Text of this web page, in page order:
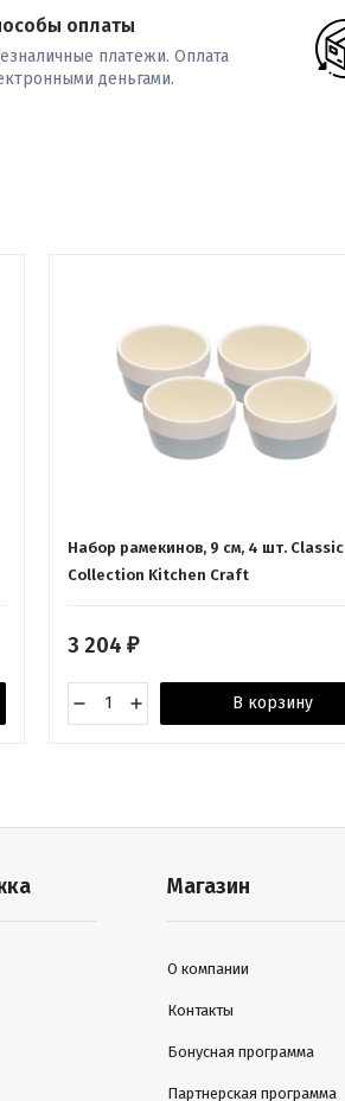
оплаты
платежи. Оплата
деньгами.
Набор рамекинов, 9 см, 4 шт. Classic
Collection Kitchen Craft
3 204 ₽
В корзину
Магазин
О компании
Контакты
Бонусная программа
Партнерская программа